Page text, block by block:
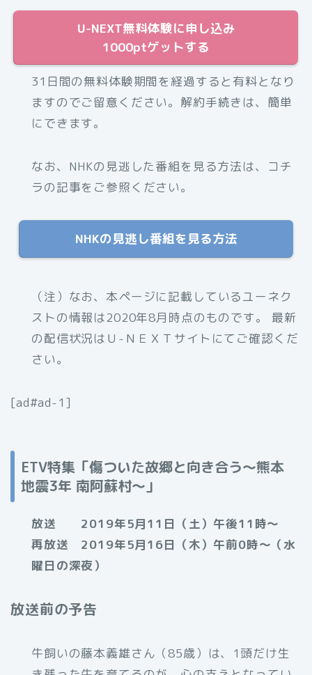
U-NEXT無料体験に申し込み
1000ptゲットする
31日間の無料体験期間を経過すると有料となり
ますのでご留意ください。解約手続きは、簡単
にできます。
なお、NHKの見逃した番組を見る方法は、コチ
ラの記事をご参照ください。
NHKの見逃し番組を見る方法
（注）なお、本ページに記載しているユーネク
ストの情報は2020年8月時点のものです。 最新
の配信状況はＵ-ＮＥＸＴサイトにてご確認くだ
さい。
[ad#ad-1]
ETV特集「傷ついた故郷と向き合う～熊本
地震3年 南阿蘇村～」
放送 2019年5月11日（土）午後11時～
再放送 2019年5月16日（木）午前0時～（水
曜日の深夜）
放送前の予告
牛飼いの藤本義雄さん（85歳）は、1頭だけ生